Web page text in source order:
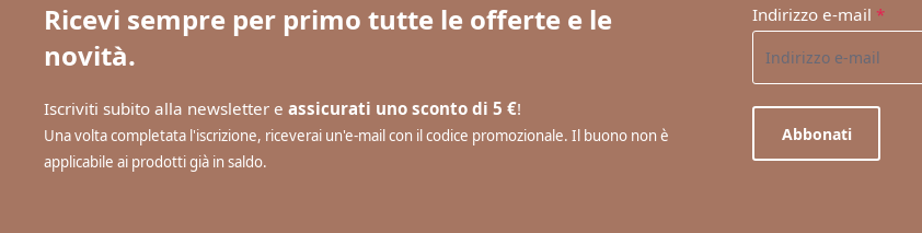
Ricevi sempre per primo tutte le offerte e le
novità.
Iscriviti subito alla newsletter e assicurati uno sconto di 5 €!
Una volta completata l'iscrizione, riceverai un'e-mail con il codice promozionale. Il buono non è
applicabile ai prodotti già in saldo.
Indirizzo e-mail *
Abbonati